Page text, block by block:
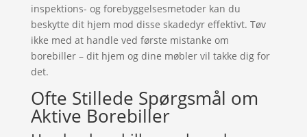
inspektions- og forebyggelsesmetoder kan du
beskytte dit hjem mod disse skadedyr effektivt. Tøv
ikke med at handle ved første mistanke om
borebiller – dit hjem og dine møbler vil takke dig for
det.
Ofte Stillede Spørgsmål om
Aktive Borebiller